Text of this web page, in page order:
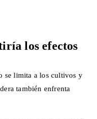
los efectos
se limita a los cultivos y
también enfrenta